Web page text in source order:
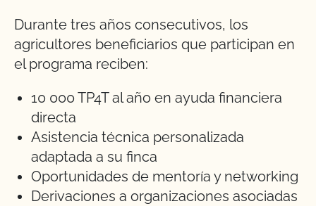
Durante tres años consecutivos, los
agricultores beneficiarios que participan en
el programa reciben:
10 000 TP4T al año en ayuda financiera
directa
Asistencia técnica personalizada
adaptada a su finca
Oportunidades de mentoría y networking
Derivaciones a organizaciones asociadas